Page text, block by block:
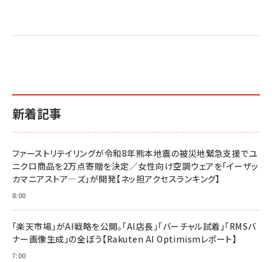
2億円を売り上げたプロが教える note×AI 最強の
小さな会社は戦略が9割
￥1,815
マーケティングの真実 P&G・グリコで学んだ失敗
anan(アンアン)2026/07/01号 No.2501[魅せる
anan(アンアン)2026/06/24号 No.2500増刊
anan(アンアン)2026/07/08号 No.2502[2026
年後半、あなたの恋と運命／山田涼介]
￥880
ママ投資家が育休中に１億貯めた株式投資
￥1,870
ベインキャピタル 企業価値向上力の秘密
ルな本質」
￥2,750
フィードバック経営 「沈黙の組織」から「高め合う
新着記事
ファーストリテイリングが令和8年熊本地震の被災地緊急支援でユ
ニクロ商品を2万点寄贈を決定／女性向け空調ウェアを「イーザッ
カマニアストア―ズ」が開発【ネッ担アクセスランキング】
8:00
「楽天市場」がAI戦略を公開。「AI店長」「バーチャル試着」「RMSバ
ナー画像生成」の全ぼう【Rakuten AI Optimismレポート】
7:00